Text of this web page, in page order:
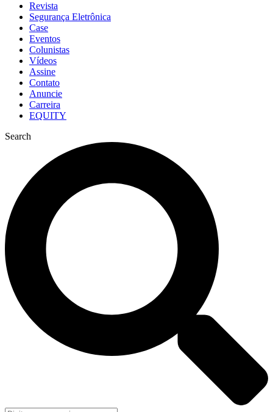
Revista
Segurança Eletrônica
Case
Eventos
Colunistas
Vídeos
Assine
Contato
Anuncie
Carreira
EQUITY
Search